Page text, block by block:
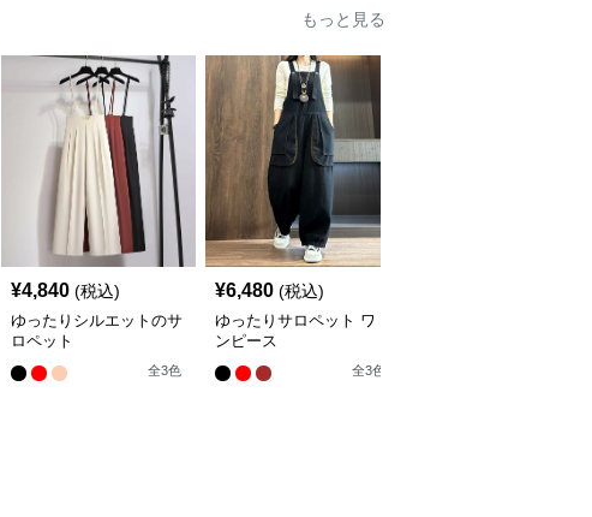
もっと見る
¥4,840 (税込)
ゆったりシルエットのサ
ロペット
全3色
¥6,480 (税込)
ゆったりサロペット ワ
ンピース
全3色